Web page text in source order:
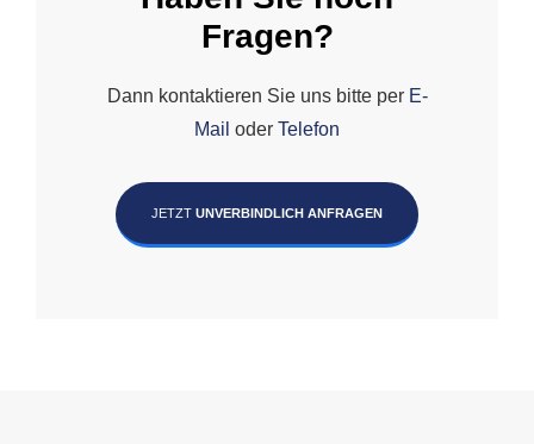
Fragen?
Dann kontaktieren Sie uns bitte per E-
Mail oder Telefon
JETZT UNVERBINDLICH ANFRAGEN